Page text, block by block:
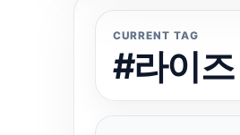
CURRENT TAG
#라이즈